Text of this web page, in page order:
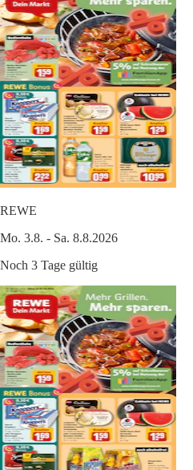
REWE
Mo. 3.8. - Sa. 8.8.2026
Noch 3 Tage gültig